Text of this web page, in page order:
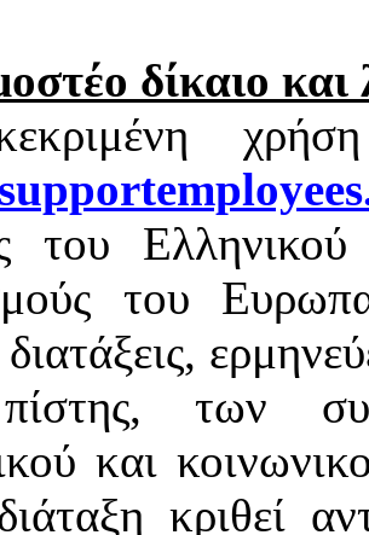
δίκαιο και
supportemployees
του
του
διατάξεις,
των
και
κριθεί